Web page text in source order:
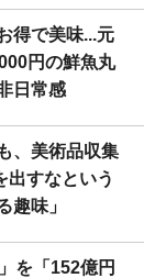
得で美味...元
円の鮮魚丸
日常感
、美術品収集
出すなという
趣味」
を「152億円